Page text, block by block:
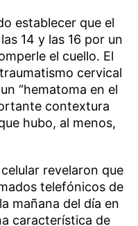
establecer que el
14 y las 16 por un
el cuello. El
cervical
“hematoma en el
contextura
hubo, al menos,
revelaron que
telefónicos de
mañana del día en
característica de